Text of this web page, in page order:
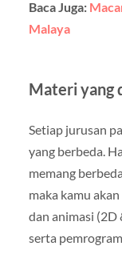
Baca Juga:
Malaya
Materi yang
Setiap jurusan
yang berbeda.
memang
maka kamu
dan animasi (2D
serta